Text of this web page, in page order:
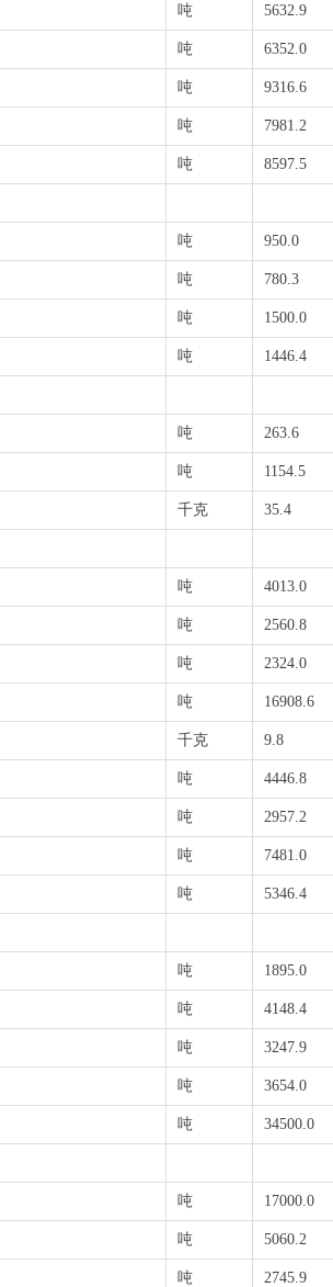
吨 5632.9
吨 6352.0
吨 9316.6
吨 7981.2
吨 8597.5
吨 950.0
吨 780.3
吨 1500.0
吨 1446.4
吨 263.6
吨 1154.5
千克 35.4
吨 4013.0
吨 2560.8
吨 2324.0
吨 16908.6
千克 9.8
吨 4446.8
吨 2957.2
吨 7481.0
吨 5346.4
吨 1895.0
吨 4148.4
吨 3247.9
吨 3654.0
吨 34500.0
吨 17000.0
吨 5060.2
吨 2745.9